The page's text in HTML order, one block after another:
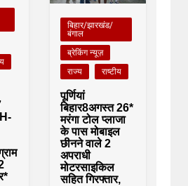
बिहार/झारखंड/
बंगाल
ब्रेकिंग न्यूज़
राज्य
राष्टीय
पूर्णियां
बिहार8अगस्त 26*
मरंगा टोल प्लाजा
के पास मोबाइल
छीनने वाले 2
अपराधी
मोटरसाइकिल
सहित गिरफ्तार,